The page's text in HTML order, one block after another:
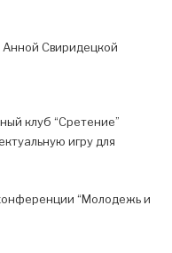
Свиридецкой
клуб “Сретение”
игру для
“Молодежь и